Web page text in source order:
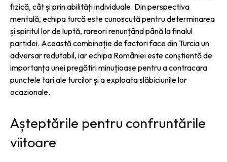
fizică, cât și prin abilități individuale. Din perspectiva
mentală, echipa turcă este cunoscută pentru determinarea
și spiritul lor de luptă, rareori renunțând până la finalul
partidei. Această combinație de factori face din Turcia un
adversar redutabil, iar echipa României este conștientă de
importanța unei pregătiri minuțioase pentru a contracara
punctele tari ale turcilor și a exploata slăbiciunile lor
ocazionale.
Așteptările pentru confruntările
viitoare